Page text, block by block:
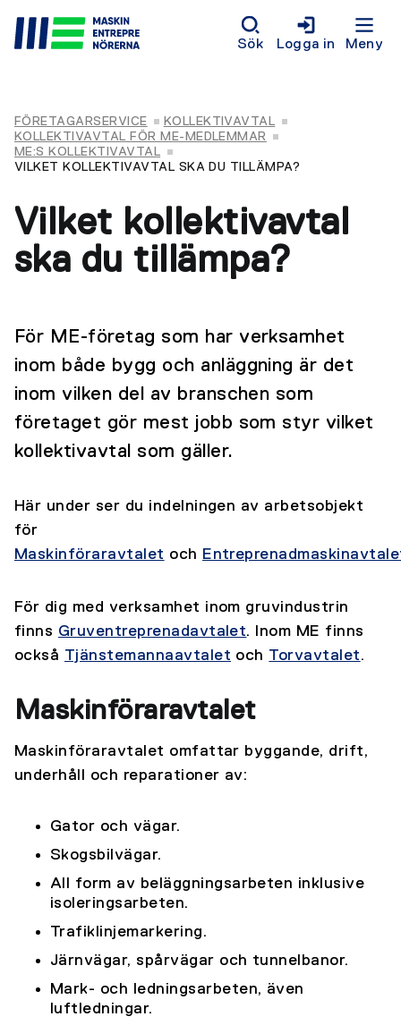
Sök Logga in Meny
FÖRETAGARSERVICE
KOLLEKTIVAVTAL
KOLLEKTIVAVTAL FÖR ME-MEDLEMMAR
ME:S KOLLEKTIVAVTAL
VILKET KOLLEKTIVAVTAL SKA DU TILLÄMPA?
Vilket kollektivavtal
ska du tillämpa?
För ME-företag som har verksamhet
inom både bygg och anläggning är det
inom vilken del av branschen som
företaget gör mest jobb som styr vilket
kollektivavtal som gäller.
Här under ser du indelningen av arbetsobjekt
för
Maskinföraravtalet och
För dig med verksamhet inom gruvindustrin
finns Gruventreprenadavtalet. Inom ME finns
också Tjänstemannaavtalet och Torvavtalet.
Maskinföraravtalet
Maskinföraravtalet omfattar byggande, drift,
underhåll och reparationer av:
Gator och vägar.
Skogsbilvägar.
All form av beläggningsarbeten inklusive
isoleringsarbeten.
Trafiklinjemarkering.
Järnvägar, spårvägar och tunnelbanor.
Mark- och ledningsarbeten, även
luftledningar.